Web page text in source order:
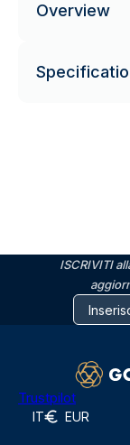
Overview
ISCRIVITI
Trustpilot
IT EUR